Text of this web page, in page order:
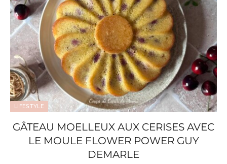
LIFESTYLE
GÂTEAU MOELLEUX AUX CERISES AVEC
LE MOULE FLOWER POWER GUY
DEMARLE